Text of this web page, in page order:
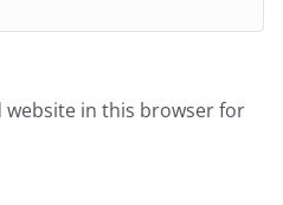
website in this browser for